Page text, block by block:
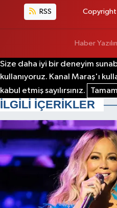
RSS Copyright
Haber
Size daha iyi bir deneyim
kullanıyoruz. Kanal Maraş'ı
kabul etmiş sayılırsınız.
Tamam